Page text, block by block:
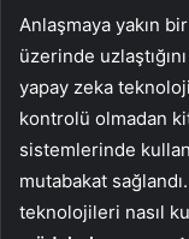
Anlaşmaya yakın
üzerinde
yapay zeka
kontrolü olmadan
sistemlerinde
mutabakat
teknolojileri nasıl